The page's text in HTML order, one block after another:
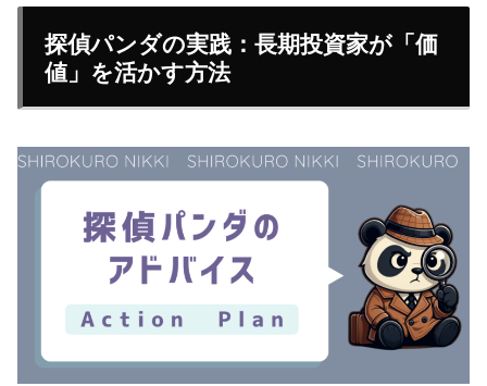
探偵パンダの実践：長期投資家が「価
値」を活かす方法